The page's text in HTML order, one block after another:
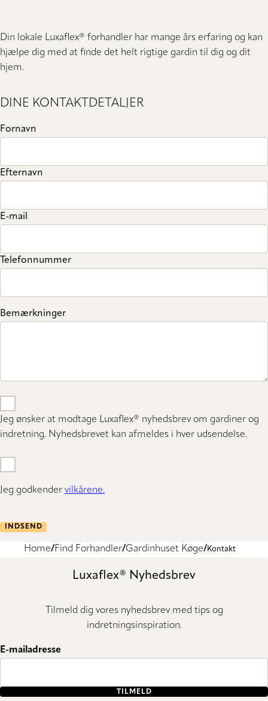
Din lokale Luxaflex® forhandler har mange års erfaring og kan
hjælpe dig med at finde det helt rigtige gardin til dig og dit
hjem.
DINE KONTAKTDETALJER
Fornavn
Efternavn
E-mail
Telefonnummer
Bemærkninger
Jeg ønsker at modtage Luxaflex® nyhedsbrev om gardiner og
indretning. Nyhedsbrevet kan afmeldes i hver udsendelse.
Jeg godkender vilkårene.
INDSEND
Home Find Forhandler Gardinhuset Køge Kontakt
Luxaflex® Nyhedsbrev
Tilmeld dig vores nyhedsbrev med tips og
indretningsinspiration.
E-mailadresse
TILMELD